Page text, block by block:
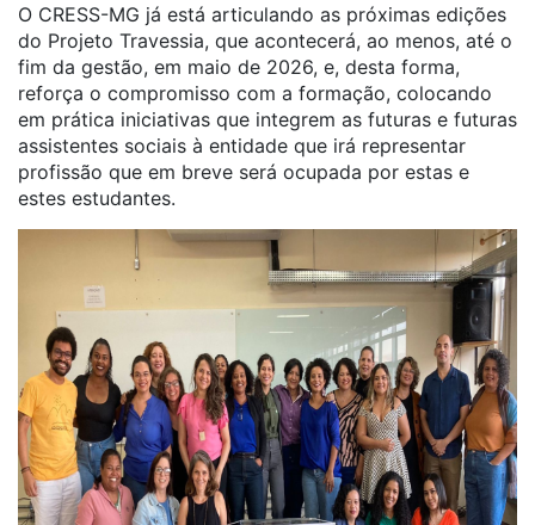
O CRESS-MG já está articulando as próximas edições
do Projeto Travessia, que acontecerá, ao menos, até o
fim da gestão, em maio de 2026, e, desta forma,
reforça o compromisso com a formação, colocando
em prática iniciativas que integrem as futuras e futuras
assistentes sociais à entidade que irá representar
profissão que em breve será ocupada por estas e
estes estudantes.